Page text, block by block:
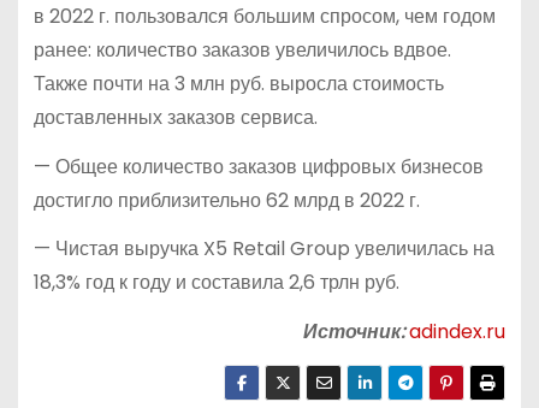
в 2022 г. пользовался большим спросом, чем годом
ранее: количество заказов увеличилось вдвое.
Также почти на 3 млн руб. выросла стоимость
доставленных заказов сервиса.
— Общее количество заказов цифровых бизнесов
достигло приблизительно 62 млрд в 2022 г.
— Чистая выручка X5 Retail Group увеличилась на
18,3% год к году и составила 2,6 трлн руб.
Источник:adindex.ru